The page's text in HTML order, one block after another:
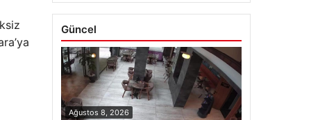
Güncel
Ağustos 8, 2026